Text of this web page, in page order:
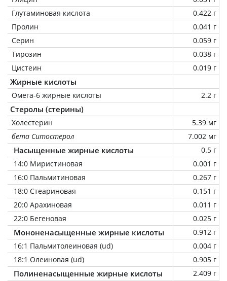
Глутаминовая кислота
0.422 г
Пролин
0.041 г
Серин
0.059 г
Тирозин
0.038 г
Цистеин
0.019 г
Жирные кислоты
Омега-6 жирные кислоты 2.2 г
Стеролы (стерины)
Холестерин
5.39 мг
бета Ситостерол
7.002 мг
Насыщенные жирные кислоты
0.5 г
14:0 Миристиновая
0.001 г
16:0 Пальмитиновая
0.267 г
18:0 Стеариновая
0.151 г
20:0 Арахиновая
0.011 г
22:0 Бегеновая
0.025 г
Мононенасыщенные жирные кислоты
0.912 г
16:1 Пальмитолеиновая (ud)
0.004 г
18:1 Олеиновая (ud)
0.905 г
Полиненасыщенные жирные кислоты
2.409 г